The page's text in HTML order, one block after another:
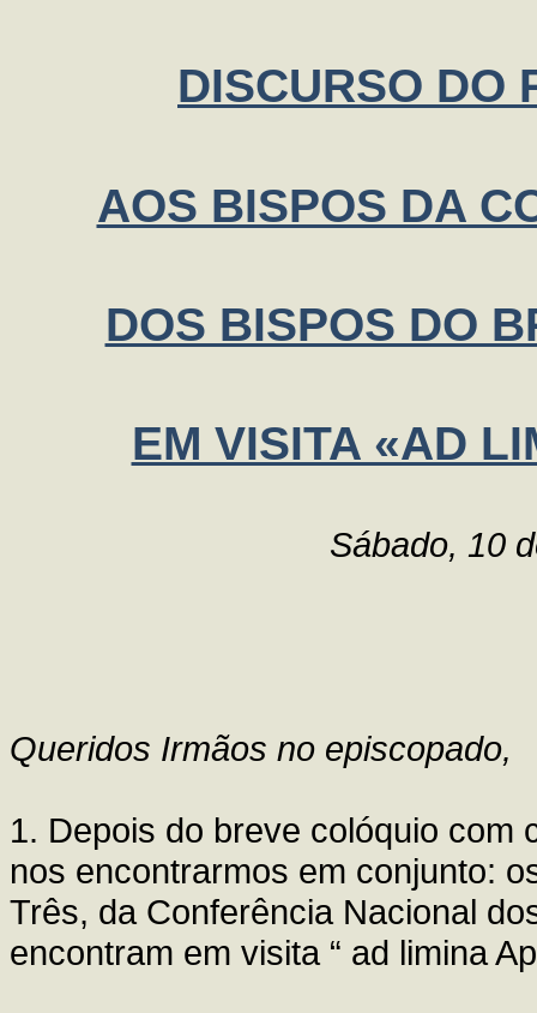
DISCURSO DO
AOS BISPOS DA
DOS BISPOS DO
EM VISITA «AD
Sábado, 10
Queridos Irmãos no episcopado,
1. Depois do breve colóquio com
nos encontrarmos em conjunto:
Três, da Conferência Nacional
encontram em visita “ ad limina